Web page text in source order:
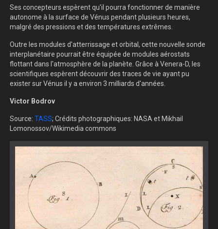
Ses concepteurs espèrent qu'il pourra fonctionner de manière
autonome à la surface de Vénus pendant plusieurs heures,
malgré des pressions et des températures extrêmes.
Outre les modules d'atterrissage et orbital, cette nouvelle sonde
interplanétaire pourrait être équipée de modules aérostats
flottant dans l'atmosphère de la planète. Grâce à Venera-D, les
scientifiques espèrent découvrir des traces de vie ayant pu
exister sur Vénus il y a environ 3 milliards d'années.
Victor Bodrov
Source: TASS; Crédits photographiques: NASA et Mikhail
Lomonossov/Wikimedia commons